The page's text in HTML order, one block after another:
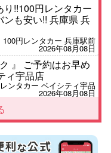
!!100円レンタカー
も安い!! 兵庫県 兵
100円レンタカー 兵庫駅前
2026年08月08日
』 ご予約はお早め
ィ宇品店
ンタカー ベイシティ宇品
2026年08月08日
重県 四日市インタ
2026年08月08日